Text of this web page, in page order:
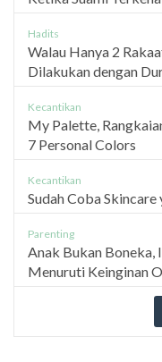
Hadits
Walau Hanya 2
Dilakukan dengan
Kecantikan
My Palette,
7 Personal Colors
Kecantikan
Sudah Coba
Parenting
Anak Bukan Boneka,
Menuruti Keinginan